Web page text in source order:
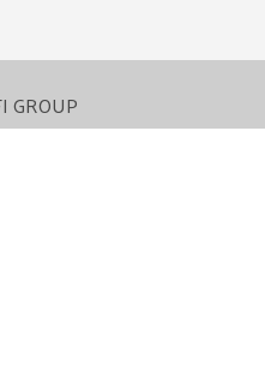
GROUP